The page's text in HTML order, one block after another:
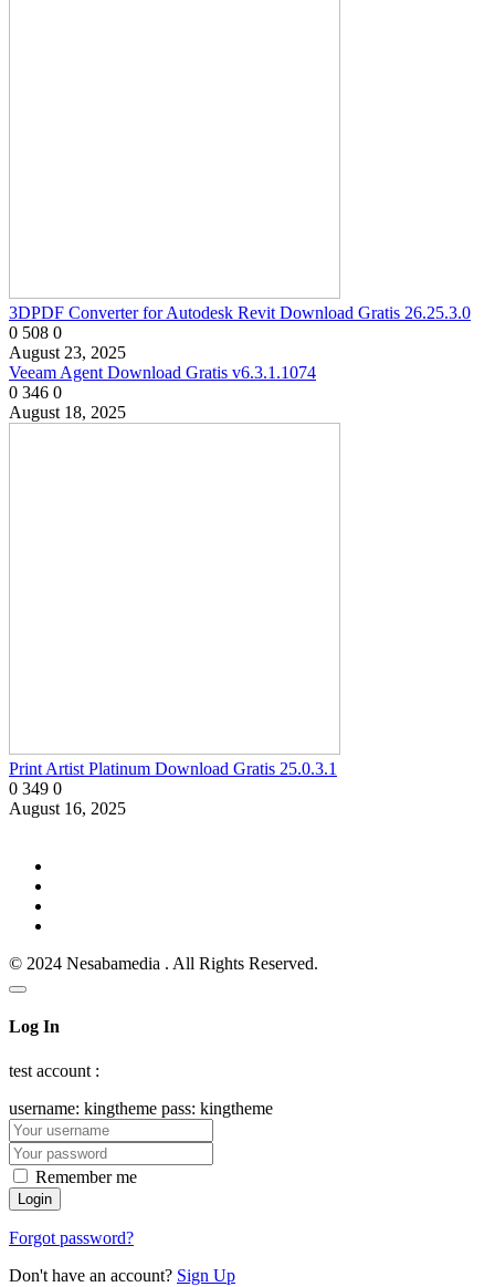
3DPDF Converter for Autodesk Revit Download Gratis 26.25.3.0
0 508 0
August 23, 2025
Veeam Agent Download Gratis v6.3.1.1074
0 346 0
August 18, 2025
Print Artist Platinum Download Gratis 25.0.3.1
0 349 0
August 16, 2025
© 2024 Nesabamedia . All Rights Reserved.
Log In
test account :
username: kingtheme pass: kingtheme
Remember me
Forgot password?
Don't have an account? Sign Up